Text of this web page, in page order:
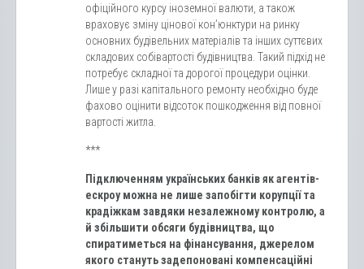
офіційного курсу іноземної валюти, а також
враховує зміну цінової кон’юнктури на ринку
основних будівельних матеріалів та інших суттєвих
складових собівартості будівництва. Такий підхід не
потребує складної та дорогої процедури оцінки.
Лише у разі капітального ремонту необхідно буде
фахово оцінити відсоток пошкодження від повної
вартості житла.
***
Підключенням українських банків як агентів-
ескроу можна не лише запобігти корупції та
крадіжкам завдяки незалежному контролю, а
й збільшити обсяги будівництва, що
спиратиметься на фінансування, джерелом
якого стануть задепоновані компенсаційні